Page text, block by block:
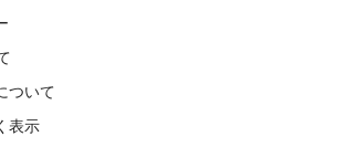
ついて
表示